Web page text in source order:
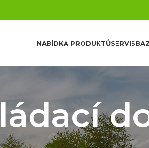
NABÍDKA PRODUKTŮSERVIS